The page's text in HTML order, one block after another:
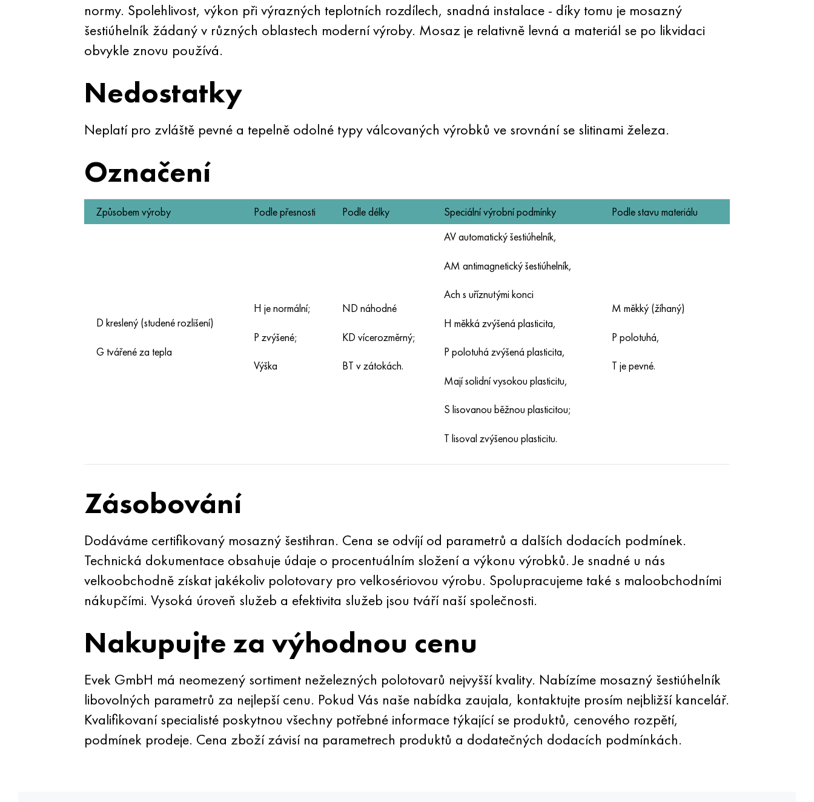
normy. Spolehlivost, výkon při výrazných teplotních rozdílech, snadná instalace - díky tomu je mosazný
šestiúhelník žádaný v různých oblastech moderní výroby. Mosaz je relativně levná a materiál se po likvidaci
obvykle znovu používá.
Nedostatky
Neplatí pro zvláště pevné a tepelně odolné typy válcovaných výrobků ve srovnání se slitinami železa.
Označení
Způsobem výroby Podle přesnosti Podle délky Speciální výrobní podmínky Podle stavu materiálu
D kreslený (studené rozlišení)
G tvářené za tepla
H je normální;
P zvýšené;
Výška
ND náhodné
KD vícerozměrný;
BT v zátokách.
AV automatický šestiúhelník,
AM antimagnetický šestiúhelník,
Ach s uříznutými konci
H měkká zvýšená plasticita,
Р polotuhá zvýšená plasticita,
Mají solidní vysokou plasticitu,
S lisovanou běžnou plasticitou;
T lisoval zvýšenou plasticitu.
M měkký (žíhaný)
P polotuhá,
T je pevné.
Zásobování
Dodáváme certifikovaný mosazný šestihran. Cena se odvíjí od parametrů a dalších dodacích podmínek.
Technická dokumentace obsahuje údaje o procentuálním složení a výkonu výrobků. Je snadné u nás
velkoobchodně získat jakékoliv polotovary pro velkosériovou výrobu. Spolupracujeme také s maloobchodními
nákupčími. Vysoká úroveň služeb a efektivita služeb jsou tváří naší společnosti.
Nakupujte za výhodnou cenu
Evek GmbH má neomezený sortiment neželezných polotovarů nejvyšší kvality. Nabízíme mosazný šestiúhelník
libovolných parametrů za nejlepší cenu. Pokud Vás naše nabídka zaujala, kontaktujte prosím nejbližší kancelář.
Kvalifikovaní specialisté poskytnou všechny potřebné informace týkající se produktů, cenového rozpětí,
podmínek prodeje. Cena zboží závisí na parametrech produktů a dodatečných dodacích podmínkách.